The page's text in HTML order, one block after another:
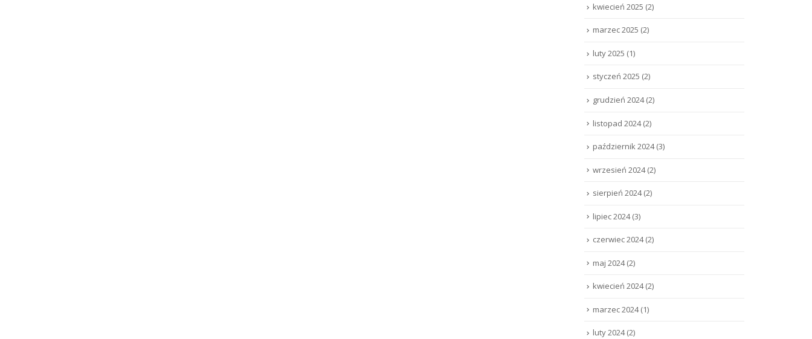
kwiecień 2025 (2)
marzec 2025 (2)
luty 2025 (1)
styczeń 2025 (2)
grudzień 2024(2)
listopad 2024(2)
październik 2024(3)
wrzesień 2024(2)
sierpień 2024(2)
lipiec 2024(3)
czerwiec 2024(2)
maj 2024(2)
kwiecień 2024(2)
marzec 2024(1)
luty 2024(2)